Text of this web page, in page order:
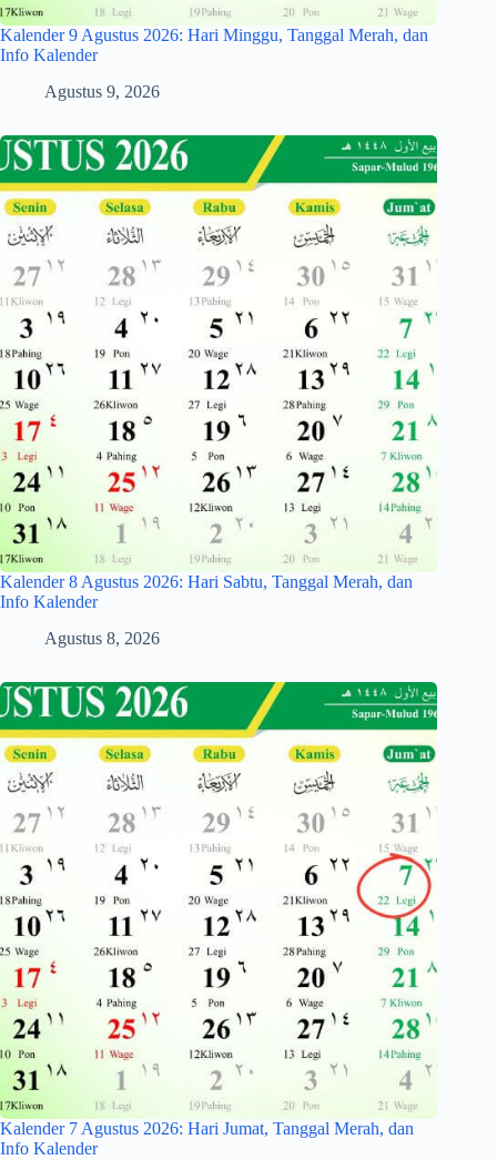
Kalender 9 Agustus 2026: Hari Minggu, Tanggal Merah, dan
Info Kalender
Agustus 9, 2026
Kalender 8 Agustus 2026: Hari Sabtu, Tanggal Merah, dan
Info Kalender
Agustus 8, 2026
Kalender 7 Agustus 2026: Hari Jumat, Tanggal Merah, dan
Info Kalender